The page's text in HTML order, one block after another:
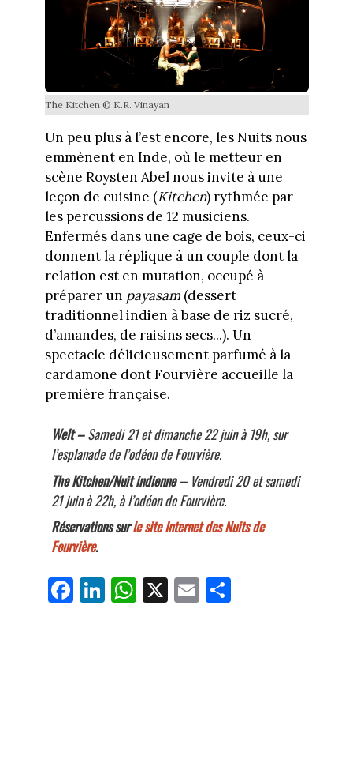
The Kitchen © K.R. Vinayan
Un peu plus à l’est encore, les Nuits nous
emmènent en Inde, où le metteur en
scène Roysten Abel nous invite à une
leçon de cuisine (Kitchen) rythmée par
les percussions de 12 musiciens.
Enfermés dans une cage de bois, ceux-ci
donnent la réplique à un couple dont la
relation est en mutation, occupé à
préparer un payasam(dessert
traditionnel indien à base de riz sucré,
d’amandes, de raisins secs...). Un
spectacle délicieusement parfumé à la
cardamone dont Fourvière accueille la
première française.
Welt –Samedi21 et dimanche 22 juin à 19h, sur
l’esplanade de l’odéon de Fourvière.
The Kitchen/Nuit indienne –Vendredi 20 et samedi
21 juin à 22h, à l’odéon de Fourvière.
Réservations surle site Internet des Nuits de
Fourvière.
Fa
ce
Li
nk
W
ha
X E
m
Pa
rt